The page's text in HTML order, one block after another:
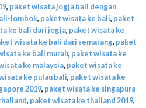
, paket wisata jogja bali dengan
lombok, paket wisata ke bali, paket
ke bali dari jogja, paket wisata ke
wisata ke bali dari semarang, paket
ke bali murah, paket wisata ke
ke malaysia, paket wisata ke
ke pulau bali, paket wisata ke
2019, paket wisata ke singapura
, paket wisata ke thailand 2019,